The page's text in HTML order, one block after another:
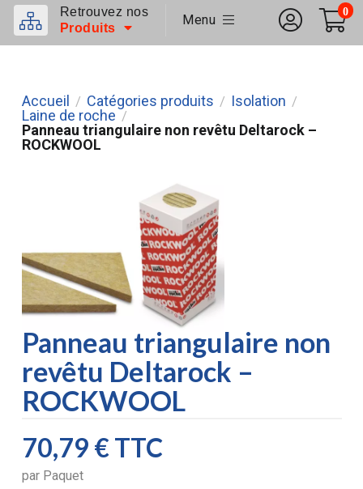
Retrouvez nos
Produits
Menu
0
Accueil / Catégories produits / Isolation /
Laine de roche /
Panneau triangulaire non revêtu Deltarock –
ROCKWOOL
Panneau triangulaire non
revêtu Deltarock –
ROCKWOOL
70,79 €TTC
par Paquet